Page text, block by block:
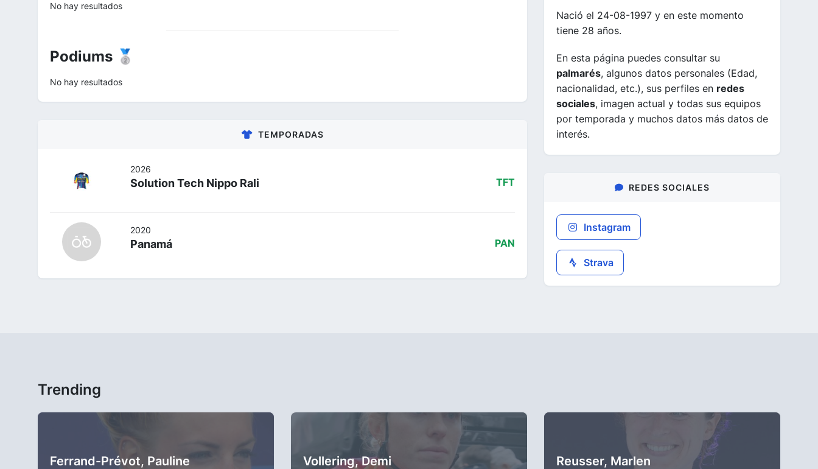
No hay resultados
Podiums 🥈
No hay resultados
TEMPORADAS
2026
Solution Tech Nippo Rali TFT
2020
Panamá PAN
Nació el 24-08-1997 y en este momento
tiene 28 años.
En esta página puedes consultar su
palmarés, algunos datos personales (Edad,
nacionalidad, etc.), sus perfiles en redes
sociales, imagen actual y todas sus equipos
por temporada y muchos datos más datos de
interés.
REDES SOCIALES
Instagram
Strava
Trending
Ferrand-Prévot, Pauline Vollering, Demi Reusser, Marlen